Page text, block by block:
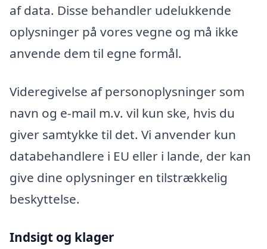
af data. Disse behandler udelukkende
oplysninger på vores vegne og må ikke
anvende dem til egne formål.
Videregivelse af personoplysninger som
navn og e-mail m.v. vil kun ske, hvis du
giver samtykke til det. Vi anvender kun
databehandlere i EU eller i lande, der kan
give dine oplysninger en tilstrækkelig
beskyttelse.
Indsigt og klager